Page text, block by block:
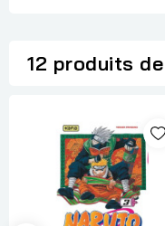
12 produits